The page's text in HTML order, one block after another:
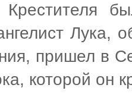
Лука,
пришел в
которой он